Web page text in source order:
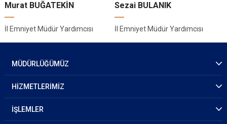
Murat BUĞATEKİN
İl Emniyet Müdür Yardımcısı
Sezai BULANIK
İl Emniyet Müdür Yardımcısı
MÜDÜRLÜĞÜMÜZ
HİZMETLERİMİZ
İŞLEMLER